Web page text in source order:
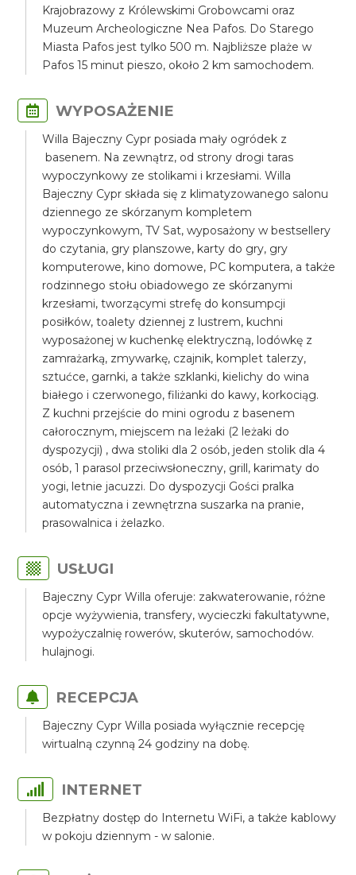
Krajobrazowy z Królewskimi Grobowcami oraz
Muzeum Archeologiczne Nea Pafos. Do Starego
Miasta Pafos jest tylko 500 m. Najbliższe plaże w
Pafos 15 minut pieszo, około 2 km samochodem.
WYPOSAŻENIE
Willa Bajeczny Cypr posiada mały ogródek z
basenem. Na zewnątrz, od strony drogi taras
wypoczynkowy ze stolikami i krzesłami. Willa
Bajeczny Cypr składa się z klimatyzowanego salonu
dziennego ze skórzanym kompletem
wypoczynkowym, TV Sat, wyposażony w bestsellery
do czytania, gry planszowe, karty do gry, gry
komputerowe, kino domowe, PC komputera, a także
rodzinnego stołu obiadowego ze skórzanymi
krzesłami, tworzącymi strefę do konsumpcji
posiłków, toalety dziennej z lustrem, kuchni
wyposażonej w kuchenkę elektryczną, lodówkę z
zamrażarką, zmywarkę, czajnik, komplet talerzy,
sztućce, garnki, a także szklanki, kielichy do wina
białego i czerwonego, filiżanki do kawy, korkociąg.
Z kuchni przejście do mini ogrodu z basenem
całorocznym, miejscem na leżaki (2 leżaki do
dyspozycji) , dwa stoliki dla 2 osób, jeden stolik dla 4
osób, 1 parasol przeciwsłoneczny, grill, karimaty do
yogi, letnie jacuzzi. Do dyspozycji Gości pralka
automatyczna i zewnętrzna suszarka na pranie,
prasowalnica i żelazko.
USŁUGI
Bajeczny Cypr Willa oferuje: zakwaterowanie, różne
opcje wyżywienia, transfery, wycieczki fakultatywne,
wypożyczalnię rowerów, skuterów, samochodów.
hulajnogi.
RECEPCJA
Bajeczny Cypr Willa posiada wyłącznie recepcję
wirtualną czynną 24 godziny na dobę.
INTERNET
Bezpłatny dostęp do Internetu WiFi, a także kablowy
w pokoju dziennym - w salonie.